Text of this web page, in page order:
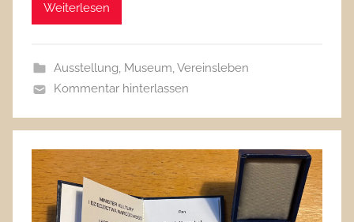
Weiterlesen
Ausstellung, Museum,Vereinsleben
Kommentar hinterlassen